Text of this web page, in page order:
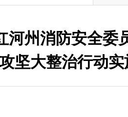
河州消防安全委
坚大整治行动